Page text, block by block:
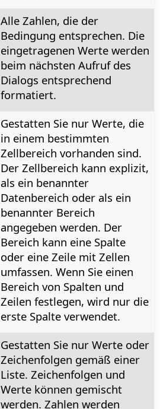
Alle Zahlen, die der
Bedingung entsprechen. Die
eingetragenen Werte werden
beim nächsten Aufruf des
Dialogs entsprechend
formatiert.
Gestatten Sie nur Werte, die
in einem bestimmten
Zellbereich vorhanden sind.
Der Zellbereich kann explizit,
als ein benannter
Datenbereich oder als ein
benannter Bereich
angegeben werden. Der
Bereich kann eine Spalte
oder eine Zeile mit Zellen
umfassen. Wenn Sie einen
Bereich von Spalten und
Zeilen festlegen, wird nur die
erste Spalte verwendet.
Gestatten Sie nur Werte oder
Zeichenfolgen gemäß einer
Liste. Zeichenfolgen und
Werte können gemischt
werden. Zahlen werden